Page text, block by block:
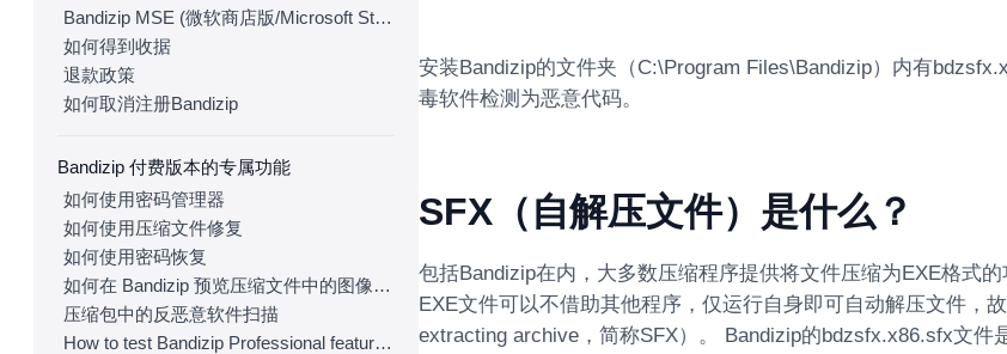
Bandizip MSE (微软商店版/Microsoft Store Edition)
如何得到收据
退款政策
如何取消注册Bandizip
Bandizip 付费版本的专属功能
如何使用密码管理器
如何使用压缩文件修复
如何使用密码恢复
如何在 Bandizip 预览压缩文件中的图像文件
压缩包中的反恶意软件扫描
How to test Bandizip Professional features before purchase
安装Bandizip的文件夹（C:\Program Files\Bandizip）内有
毒软件检测为恶意代码。
SFX（自解压文件）是什么？
包括Bandizip在内，大多数压缩程序提供将文件压缩为EXE格式
EXE文件可以不借助其他程序，仅运行自身即可自动解压文件，
extracting archive，简称SFX）。 Bandizip的bdzsfx.x86.sfx文件